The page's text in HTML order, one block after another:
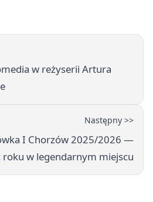
w reżyserii Artura
Następny >>
I Chorzów 2025/2026 —
w legendarnym miejscu